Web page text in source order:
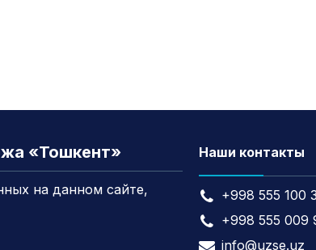
«Тошкент»
на данном сайте,
Наши контакты
+998 555 100
+998 555 009
info@uzse.uz